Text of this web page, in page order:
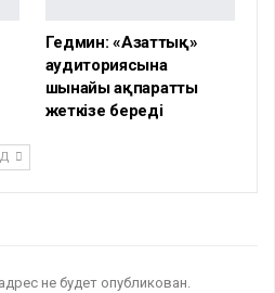
Гедмин: «Азаттық»
аудиториясына
шынайы ақпаратты
жеткізе береді
не будет опубликован.